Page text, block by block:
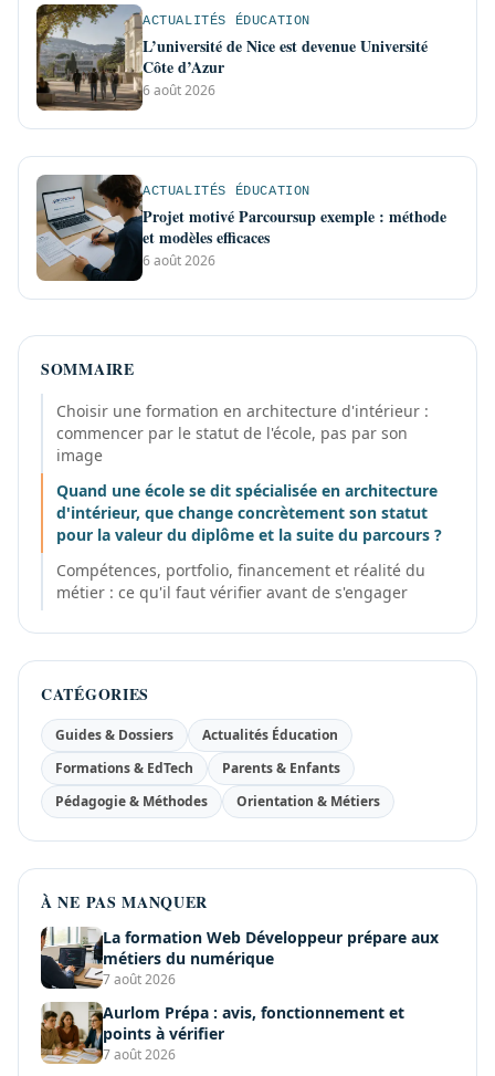
ACTUALITÉS ÉDUCATION
L’université de Nice est devenue Université
Côte d’Azur
6 août 2026
ACTUALITÉS ÉDUCATION
Projet motivé Parcoursup exemple : méthode
et modèles efficaces
6 août 2026
SOMMAIRE
Choisir une formation en architecture d'intérieur :
commencer par le statut de l'école, pas par son
image
Quand une école se dit spécialisée en architecture
d'intérieur, que change concrètement son statut
pour la valeur du diplôme et la suite du parcours ?
Compétences, portfolio, financement et réalité du
métier : ce qu'il faut vérifier avant de s'engager
CATÉGORIES
Guides & Dossiers
Actualités Éducation
Formations & EdTech
Parents & Enfants
Pédagogie & Méthodes
Orientation & Métiers
À NE PAS MANQUER
La formation Web Développeur prépare aux
métiers du numérique
7 août 2026
Aurlom Prépa : avis, fonctionnement et
points à vérifier
7 août 2026